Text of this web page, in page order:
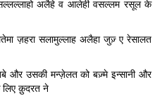
अलैहे व आलेही वसल्लम रसूल के
ज़हरा सलामुल्लाह अलैहा जुज़् ए रेसालत
और उसकी मन्ज़ेलत को बज़्मे इन्सानी और
क़ुदरत ने